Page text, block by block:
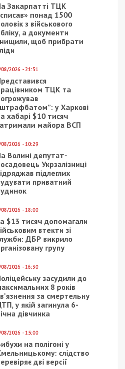
Закарпатті ТЦК
понад 1500
з військового
а документи
щоб прибрати
2026 - 21:31
ТЦК та
у Харкові
хабарі $10 тисяч
майора ВСП
08/2026 - 10:29
Волині депутат-
Укрзалізниці
підлеглих
приватний
08/2026 - 18:00
$13 тисяч допомагали
втекти зі
ДБР викрило
групу
08/2026 - 16:30
засудили до
8 років
за смертельну
у якій загинула 6-
дівчинка
08/2026 - 15:00
на полігоні у
слідство
дві версії